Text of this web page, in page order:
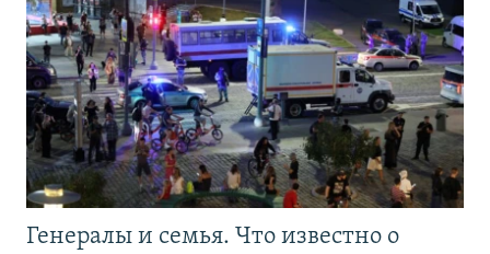
Генералы и семья. Что известно о